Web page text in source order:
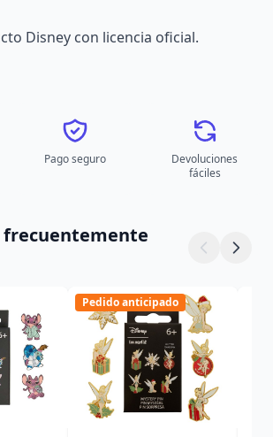
Disney con licencia oficial.
Pago seguro
Devoluciones
fáciles
frecuentemente
Pedido anticipado